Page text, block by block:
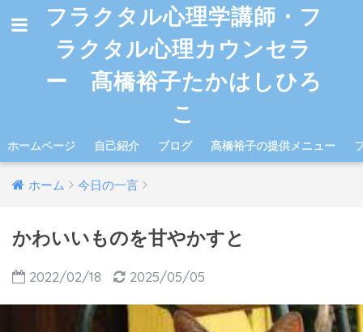
フラクタル心理学講師・フ
ラクタル心理カウンセラ
ー 髙橋裕子たかはしひろ
こ
ホームページ 自己紹介 ブログ 髙橋裕子の提供メニュー
ホーム 今日の一言
かわいいものを甘やかすと
2022/02/18 2025/05/05